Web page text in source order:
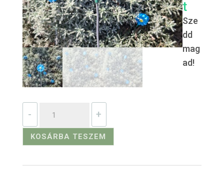
t
Sze
dd
mag
ad!
-
kék
+
KOSÁRBA TESZEM